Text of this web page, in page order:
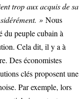
trop aux acquis de sa
» Nous
du peuple cubain à
Cela dit, il y a à
Des économistes
clés proposent une
Par exemple, lors